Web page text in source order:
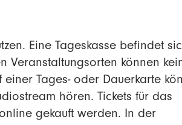
Eine Tageskasse befindet
Veranstaltungsorten können
Tages- oder Dauerkarte
hören. Tickets für das
gekauft werden. In der